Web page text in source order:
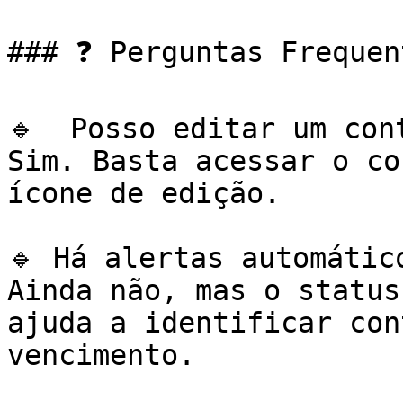
### ❓ Perguntas
🔹  Posso editar um
Sim. Basta acessar o
ícone de edição.
🔹 Há alertas
Ainda não, mas o
ajuda a identificar
vencimento.